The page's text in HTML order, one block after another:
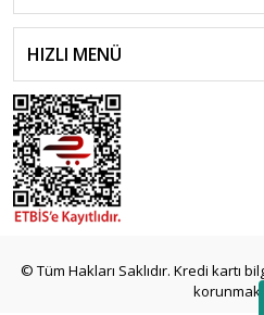
HIZLI MENÜ
© Tüm Hakları Saklıdır. Kredi kartı